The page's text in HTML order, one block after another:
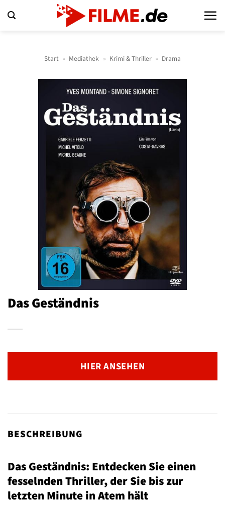
Inhalt
Start » Mediathek » Krimi & Thriller » Drama
Das Geständnis
HIER ANSEHEN
BESCHREIBUNG
Das Geständnis: Entdecken Sie einen
fesselnden Thriller, der Sie bis zur
letzten Minute in Atem hält